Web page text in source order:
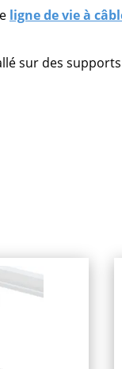
ligne de vie à
sur des